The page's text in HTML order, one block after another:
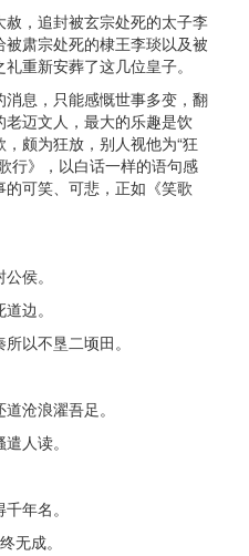
，追封被玄宗处死的太子李
肃宗处死的棣王李琰以及被
重新安葬了这几位皇子。
息，只能感慨世事多变，翻
迈文人，最大的乐趣是饮
颇为狂放，别人视他为“狂
行》，以白话一样的语句感
可笑、可悲，正如《笑歌
侯。
边。
以不垦二顷田。
沧浪濯吾足。
人读。
年名。
成。